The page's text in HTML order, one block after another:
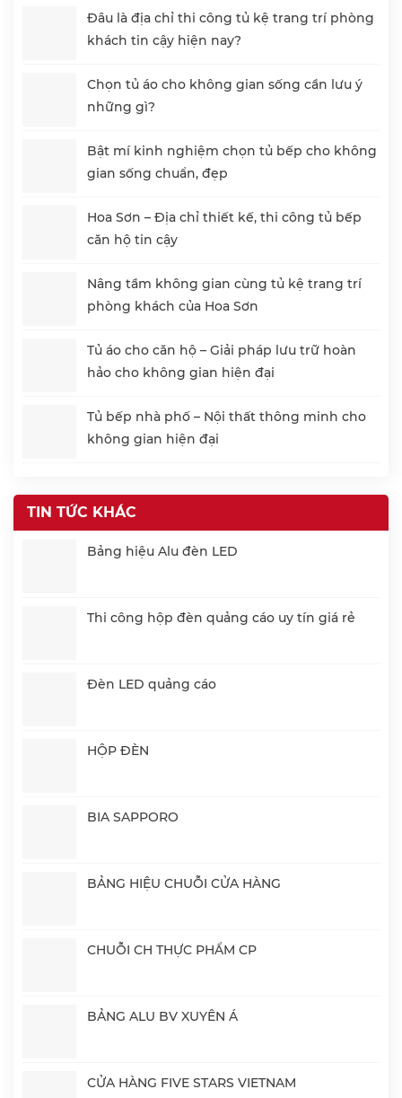
Đâu là địa chỉ thi công tủ kệ trang trí phòng
khách tin cậy hiện nay?
Chọn tủ áo cho không gian sống cần lưu ý
những gì?
Bật mí kinh nghiệm chọn tủ bếp cho không
gian sống chuẩn, đẹp
Hoa Sơn – Địa chỉ thiết kế, thi công tủ bếp
căn hộ tin cậy
Nâng tầm không gian cùng tủ kệ trang trí
phòng khách của Hoa Sơn
Tủ áo cho căn hộ – Giải pháp lưu trữ hoàn
hảo cho không gian hiện đại
Tủ bếp nhà phố – Nội thất thông minh cho
không gian hiện đại
TIN TỨC KHÁC
Bảng hiệu Alu đèn LED
Thi công hộp đèn quảng cáo uy tín giá rẻ
Đèn LED quảng cáo
HỘP ĐÈN
BIA SAPPORO
BẢNG HIỆU CHUỖI CỬA HÀNG
CHUỖI CH THỰC PHẨM CP
BẢNG ALU BV XUYÊN Á
CỬA HÀNG FIVE STARS VIETNAM